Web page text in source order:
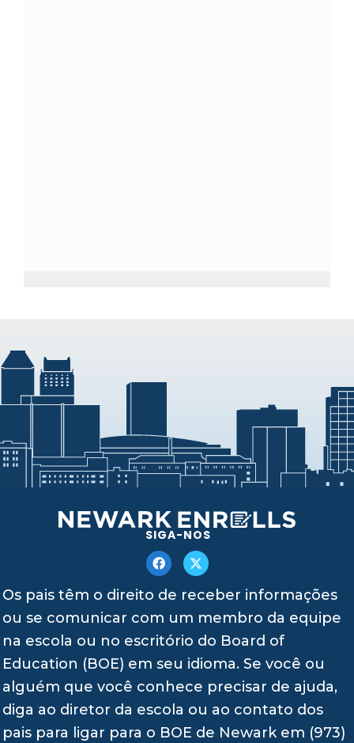
SIGA-NOS
Os pais têm o direito de receber informações
ou se comunicar com um membro da equipe
na escola ou no escritório do Board of
Education (BOE) em seu idioma. Se você ou
alguém que você conhece precisar de ajuda,
diga ao diretor da escola ou ao contato dos
pais para ligar para o BOE de Newark em (973)